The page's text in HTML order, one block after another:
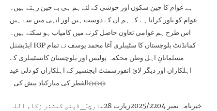
ہے عوام کا چین سکون اور خوشی کے لئے ہم ہی بے چین رہتے ہیں۔
عوام کو باور کرانا ہے کہ ہم ان کے دوست ہیں اور انہی میں سے ہیں
اس طرح ہم عوامی تعاون حاصل کرنے میں کامیاب ہو سکتے ہیں۔
ایڈیشنل IGP کمانڈنٹ بلوچستان کا سٹیبلری آغا محمد یوسف نے تمام
مسلمانانِ اہل وطن محکمہ پولیس اور بلوچستان کانسٹیبلری کے
اہلکاران اور دیگر لائ انفورسمنٹ ایجنسیز کے اہلکاران کو دلی عید
الفطر کی مبارکباد پیش کی۔﴾﴿﴾﴿﴾﴿
خبرنامہ نمبر 2025/2204زیارت 28مارچ:_ڈپٹی کمشنر زکاء اللہ